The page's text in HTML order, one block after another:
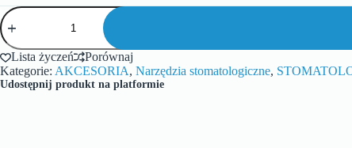
Lista życzeń
Porównaj
Kategorie: AKCESORIA, Narzędzia stomatologiczne,
Udostępnij produkt na platformie